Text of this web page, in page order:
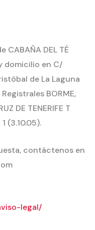
CABAÑA DEL TÉ
domicilio en C/
de La Laguna
BORME,
DE TENERIFE T
(3.10.05).
contáctenos en
legal/